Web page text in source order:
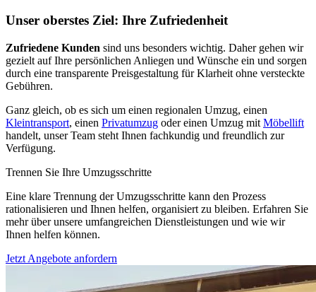
Unser oberstes Ziel: Ihre Zufriedenheit
Zufriedene Kunden sind uns besonders wichtig. Daher gehen wir
gezielt auf Ihre persönlichen Anliegen und Wünsche ein und sorgen
durch eine transparente Preisgestaltung für Klarheit ohne versteckte
Gebühren.
Ganz gleich, ob es sich um einen regionalen Umzug, einen
Kleintransport, einen Privatumzug oder einen Umzug mit Möbellift
handelt, unser Team steht Ihnen fachkundig und freundlich zur
Verfügung.
Trennen Sie Ihre Umzugsschritte
Eine klare Trennung der Umzugsschritte kann den Prozess
rationalisieren und Ihnen helfen, organisiert zu bleiben. Erfahren Sie
mehr über unsere umfangreichen Dienstleistungen und wie wir
Ihnen helfen können.
Jetzt Angebote anfordern